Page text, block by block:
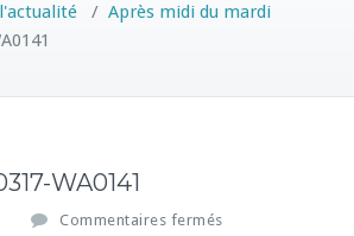
/ Après midi du mardi
WA0141
Commentaires fermés